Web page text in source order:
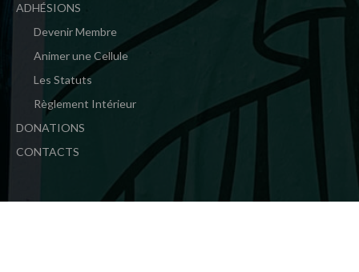
ADHÉSIONS
Devenir Membre
Animer une Cellule
Les Statuts
Règlement Intérieur
DONATIONS
CONTACTS